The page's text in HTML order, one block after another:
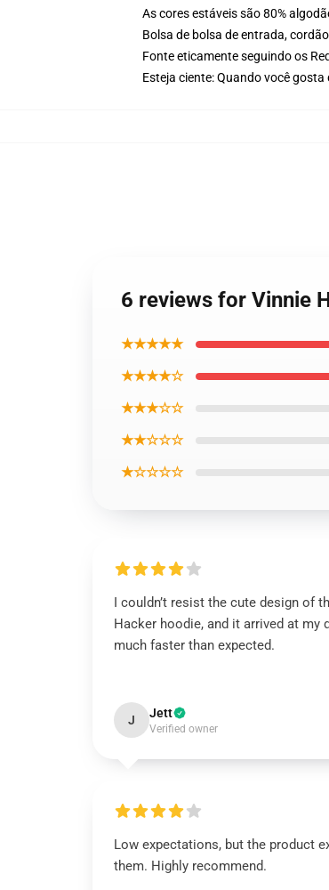
As cores estáveis são 80%
Bolsa de bolsa de entrada,
Fonte eticamente seguindo os
Esteja ciente: Quando você
6 reviews for Vinnie
★★★★★
★★★★☆
★★★☆☆
★★☆☆☆
★☆☆☆☆
I couldn’t resist the cute design of
Hacker hoodie, and it arrived at my
much faster than expected.
J Jett
Verified owner
Low expectations, but the product
them. Highly recommend.